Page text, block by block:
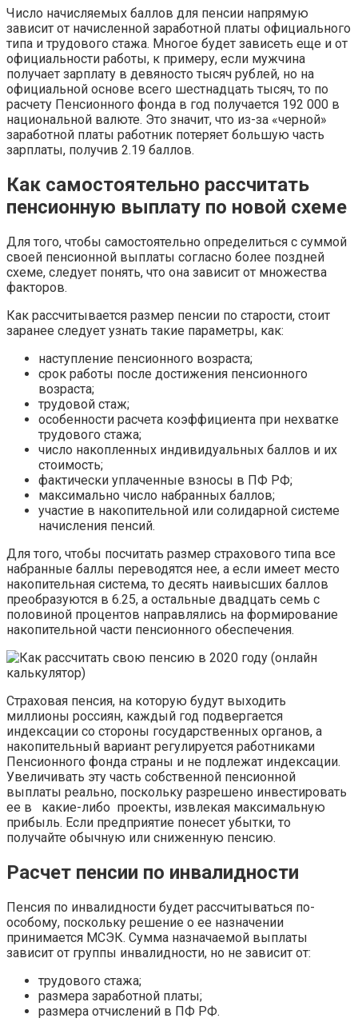
Число начисляемых баллов для пенсии напрямую
зависит от начисленной заработной платы официального
типа и трудового стажа. Многое будет зависеть еще и от
официальности работы, к примеру, если мужчина
получает зарплату в девяносто тысяч рублей, но на
официальной основе всего шестнадцать тысяч, то по
расчету Пенсионного фонда в год получается 192 000 в
национальной валюте. Это значит, что из-за «черной»
заработной платы работник потеряет большую часть
зарплаты, получив 2.19 баллов.
Как самостоятельно рассчитать
пенсионную выплату по новой схеме
Для того, чтобы самостоятельно определиться с суммой
своей пенсионной выплаты согласно более поздней
схеме, следует понять, что она зависит от множества
факторов.
Как рассчитывается размер пенсии по старости, стоит
заранее следует узнать такие параметры, как:
наступление пенсионного возраста;
срок работы после достижения пенсионного
возраста;
трудовой стаж;
особенности расчета коэффициента при нехватке
трудового стажа;
число накопленных индивидуальных баллов и их
стоимость;
фактически уплаченные взносы в ПФ РФ;
максимально число набранных баллов;
участие в накопительной или солидарной системе
начисления пенсий.
Для того, чтобы посчитать размер страхового типа все
набранные баллы переводятся нее, а если имеет место
накопительная система, то десять наивысших баллов
преобразуются в 6.25, а остальные двадцать семь с
половиной процентов направлялись на формирование
накопительной части пенсионного обеспечения.
Страховая пенсия, на которую будут выходить
миллионы россиян, каждый год подвергается
индексации со стороны государственных органов, а
накопительный вариант регулируется работниками
Пенсионного фонда страны и не подлежат индексации.
Увеличивать эту часть собственной пенсионной
выплаты реально, поскольку разрешено инвестировать
ее в какие-либо проекты, извлекая максимальную
прибыль. Если предприятие понесет убытки, то
получайте обычную или сниженную пенсию.
Расчет пенсии по инвалидности
Пенсия по инвалидности будет рассчитываться по-
особому, поскольку решение о ее назначении
принимается МСЭК. Сумма назначаемой выплаты
зависит от группы инвалидности, но не зависит от:
трудового стажа;
размера заработной платы;
размера отчислений в ПФ РФ.